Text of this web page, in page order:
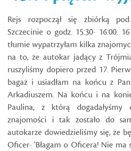
Rejs rozpoczął się zbiórką
Szczecinie o godz. 15:30- 16:00.
tłumie wypatrzyłam kilka
na to, że autokar jadący z
ruszyliśmy dopiero przed 17.
bagaż i usiadłam na końcu z
Arkadiuszem. Na końcu i na
Paulina, z którą
znajomości i tak zostało do
autokarze dowiedzieliśmy się, że
Oficer- 'Błagam o Oficera! Nie ma